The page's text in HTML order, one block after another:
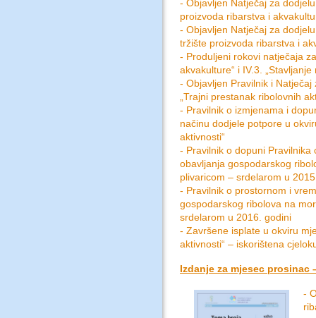
- Objavljen Natječaj za
proizvoda ribarstva i
- Objavljen Natječaj za
tržište proizvoda ribarstva i
- Produljeni rokovi natječaja
akvakulture“ i IV.3.
- Objavljen Pravilnik i
„Trajni prestanak ribolovnih
- Pravilnik o izmjenama i
načinu dodjele potpore u
aktivnosti“
- Pravilnik o dopuni
obavljanja gospodarskog
plivaricom – srdelarom u
- Pravilnik o prostornom i
gospodarskog ribolova na
srdelarom u 2016. godini
- Završene isplate u okviru
aktivnosti“ – iskorištena
Izdanje za mjesec prosinac
-